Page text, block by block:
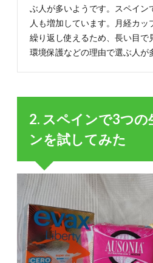
ぶ人が多いようです。スペイン
人も増加しています。月経カッ
繰り返し使えるため、長い目で
環境保護などの理由で選ぶ人が
2. スペインで3つの
ンを試してみた